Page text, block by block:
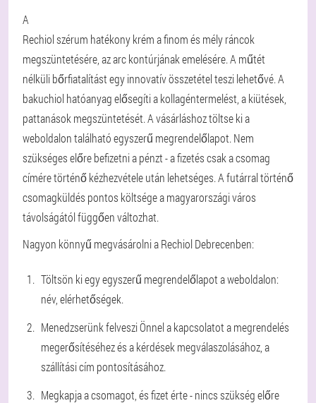
A
Rechiol szérum hatékony krém a finom és mély ráncok
megszüntetésére, az arc kontúrjának emelésére. A műtét
nélküli bőrfiatalítást egy innovatív összetétel teszi lehetővé. A
bakuchiol hatóanyag elősegíti a kollagéntermelést, a kiütések,
pattanások megszüntetését. A vásárláshoz töltse ki a
weboldalon található egyszerű megrendelőlapot. Nem
szükséges előre befizetni a pénzt - a fizetés csak a csomag
címére történő kézhezvétele után lehetséges. A futárral történő
csomagküldés pontos költsége a magyarországi város
távolságától függően változhat.
Nagyon könnyű megvásárolni a Rechiol Debrecenben:
Töltsön ki egy egyszerű megrendelőlapot a weboldalon:
név, elérhetőségek.
Menedzserünk felveszi Önnel a kapcsolatot a megrendelés
megerősítéséhez és a kérdések megválaszolásához, a
szállítási cím pontosításához.
Megkapja a csomagot, és fizet érte - nincs szükség előre